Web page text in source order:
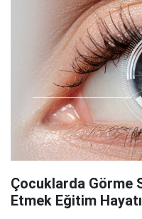
Çocuklarda Görme
Etmek Eğitim